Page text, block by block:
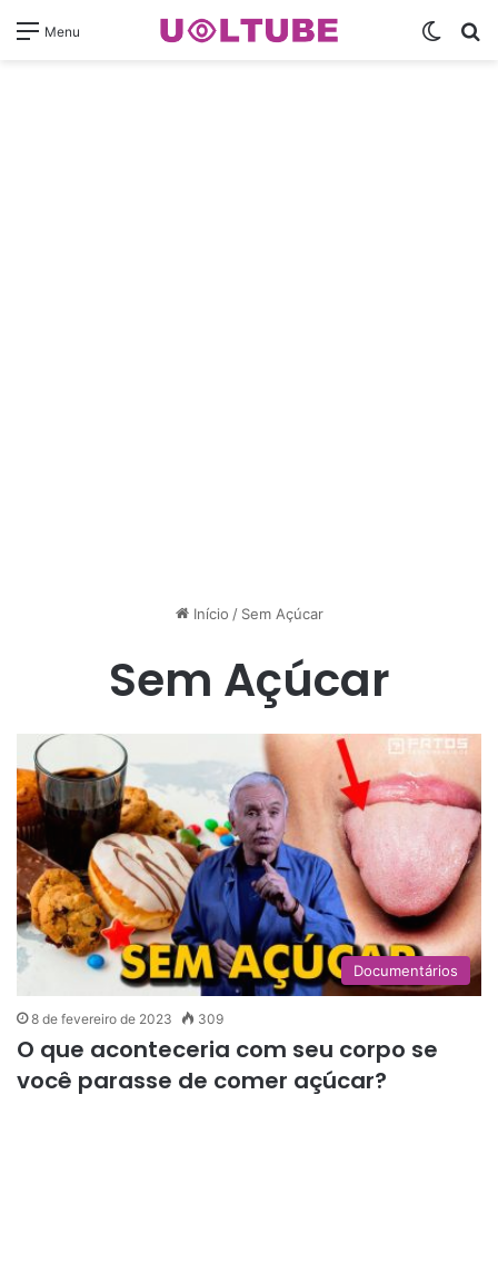
Menu
Início / Sem Açúcar
Sem Açúcar
Documentários
8 de fevereiro de 2023 309
O que aconteceria com seu corpo se
você parasse de comer açúcar?